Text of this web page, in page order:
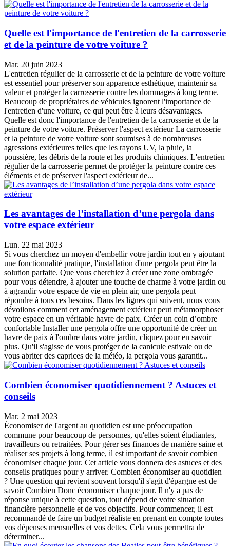
Quelle est l'importance de l'entretien de la carrosserie
et de la peinture de votre voiture ?
Mar. 20 juin 2023
L'entretien régulier de la carrosserie et de la peinture de votre voiture
est essentiel pour préserver son apparence esthétique, maintenir sa
valeur et protéger la carrosserie contre les dommages à long terme.
Beaucoup de propriétaires de véhicules ignorent l'importance de
l'entretien d'une voiture, ce qui peut être à leurs désavantages.
Quelle est donc l'importance de l'entretien de la carrosserie et de la
peinture de votre voiture. Préserver l'aspect extérieur La carrosserie
et la peinture de votre voiture sont soumises à de nombreuses
agressions extérieures telles que les rayons UV, la pluie, la
poussière, les débris de la route et les produits chimiques. L'entretien
régulier de la carrosserie permet de protéger la peinture contre ces
éléments et de préserver l'aspect extérieur de...
Les avantages de l’installation d’une pergola dans
votre espace extérieur
Lun. 22 mai 2023
Si vous cherchez un moyen d'embellir votre jardin tout en y ajoutant
une fonctionnalité pratique, l'installation d'une pergola peut être la
solution parfaite. Que vous cherchiez à créer une zone ombragée
pour vous détendre, à ajouter une touche de charme à votre jardin ou
à agrandir votre espace de vie en plein air, une pergola peut
répondre à tous ces besoins. Dans les lignes qui suivent, nous vous
dévoilons comment cet aménagement extérieur peut métamorphoser
votre espace en un véritable havre de paix. Créer un coin d’ombre
confortable Installer une pergola offre une opportunité de créer un
havre de paix à l'ombre dans votre jardin, cliquez pour en savoir
plus. Qu'il s'agisse de vous protéger de la canicule estivale ou de
vous abriter des caprices de la météo, la pergola vous garantit...
Combien économiser quotidiennement ? Astuces et
conseils
Mar. 2 mai 2023
Économiser de l'argent au quotidien est une préoccupation
commune pour beaucoup de personnes, qu'elles soient étudiantes,
travailleurs ou retraitées. Pour gérer ses finances de manière saine et
réaliser ses projets à long terme, il est important de savoir combien
économiser chaque jour. Cet article vous donnera des astuces et des
conseils pratiques pour y arriver. Combien économiser au quotidien
? Une question qui revient souvent lorsqu'il s'agit d'épargne est de
savoir Combien Donc économiser chaque jour. Il n'y a pas de
réponse unique à cette question, tout dépend de votre situation
financière personnelle et de vos objectifs. Pour commencer, il est
recommandé de faire un budget réaliste en prenant en compte toutes
vos dépenses mensuelles et vos dettes. Cela vous permettra de
déterminer...